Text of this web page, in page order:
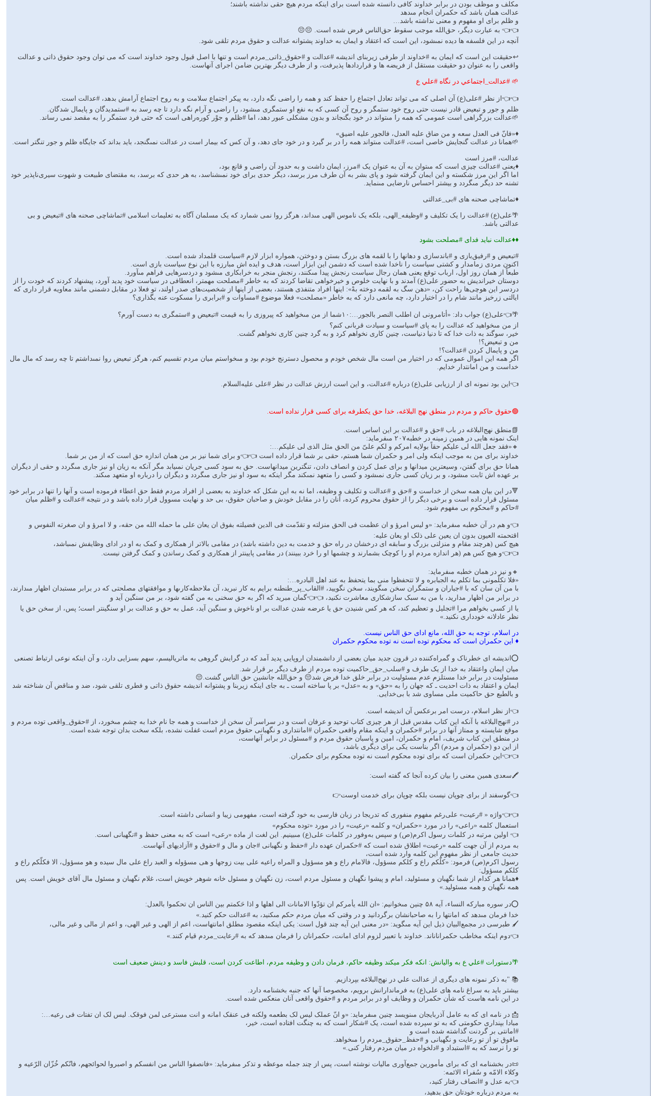
مکلف و موظف بودن در برابر خداوند کافى دانسته شده است ‏براى اینکه مردم هیچ حقى نداشته باشند؛
عدالت همان باشد که حکمران انجام مى‏دهد
و ظلم براى او مفهوم و معنى نداشته باشد…
👈👈 به عبارت دیگر، حق‌الله موجب سقوط حق‌الناس فرض شده است. 😔😔
آنچه در این فلسفه‏ ها دیده نمى‏شود، این است که اعتقاد و ایمان به خداوند پشتوانه عدالت و حقوق مردم تلقى شود.
↩️حقیقت این است که ایمان به #خداوند از طرفى زیربناى اندیشه #عدالت و #حقوق_ذاتى_مردم است و تنها با اصل قبول وجود خداوند است که مى ‏توان وجود حقوق ذاتى و عدالت
واقعى را به عنوان دو حقیقت مستقل از فریضه ‏ها و قراردادها پذیرفت، و از طرف دیگر بهترین ضامن اجراى آنهاست.
🌱 #عدالت_اجتماعي در نگاه #علي ع
👈👈از نظر #على(ع) آن اصلى که مى ‏تواند تعادل اجتماع را حفظ کند و همه را راضى نگه دارد، به پیکر اجتماع سلامت و به روح اجتماع آرامش بدهد، #عدالت است.
ظلم و جور و تبعیض قادر نیست‏ حتى روح خود ستمگر و روح آن کسى که به نفع او ستمگرى مى‏شود، را راضى و آرام نگه دارد تا چه رسد به #ستمدیدگان و پایمال شدگان.
🌱عدالت ‏بزرگراهى است عمومى که همه را مى‏تواند در خود بگنجاند و بدون مشکلى عبور دهد، اما #ظلم و جوْر کوره‌راهى است که حتى فرد ستمگر را به مقصد نمى ‏رساند.
♦️«فانّ فى العدل سعه و من ضاق علیه العدل، فالجور علیه اضیق»
🌱همانا در عدالت گنجایش خاصى است، #عدالت مى‏تواند همه را در بر گیرد و در خود جاى دهد، و آن کس که بیمار است در عدالت نمى‏گنجد، باید بداند که جایگاه ظلم و جور تنگتر است.
عدالت، #مرز است
♦️یعنى #عدالت چیزى است که مى‏توان به آن به عنوان یک #مرز، ایمان داشت و به حدود آن راضى و قانع بود،
اما اگر این مرز شکسته و این ایمان گرفته شود و پاى بشر به آن طرف مرز برسد، دیگر حدى براى خود نمى‏شناسد، به هر حدى که برسد، به مقتضاى طبیعت و شهوت سیرى‌ناپذیر خود
تشنه حد دیگر مى‏گردد و بیشتر احساس نارضایى مى‏نماید.
♦️تماشاچى صحنه ‏هاى #بى‏_عدالتى
🌴على(ع) #عدالت را یک تکلیف و #وظیفه_الهى، بلکه یک ناموس الهى مى‏داند، هرگز روا نمى‏ شمارد که یک مسلمان آگاه به تعلیمات اسلامى #تماشاچى صحنه ‏هاى #تبعیض و بى
عدالتى باشد.
♦️♦️عدالت نباید فداى #مصلحت ‏بشود
#تبعیض و #رفیق‌بازى و #باندسازى و دهانها را با لقمه‏ هاى بزرگ بستن و دوختن، همواره ابزار لازم #سیاست قلمداد شده است.
اکنون مردى زمامدار و کشتى سیاست را ناخدا شده است که دشمن این ابزار است، هدف و ایده ‏اش مبارزه با این نوع سیاست‏ بازى است.
طبعاً از همان روز اول، ارباب توقع یعنى همان رجال سیاست رنجش پیدا مى‏کنند، رنجش منجر به خرابکارى مى‏شود و دردسرهایى فراهم مى‏آورد.
دوستان خیراندیش به حضور على(ع) آمدند و با نهایت ‏خلوص و خیرخواهى تقاضا کردند که به خاطر #مصلحت مهمتر، انعطافى در سیاست‏ خود پدید آورد، پیشنهاد کردند که خودت را از
دردسر این هوچی‌ها راحت کن، «دهن سگ به لقمه دوخته بهْ‏»: اینها افراد متنفذى هستند، بعضى از اینها از شخصیت‌هاى صدر اولند، تو فعلا در مقابل دشمنى مانند معاویه قرار دارى که
ایالتى زرخیز مانند شام را در اختیار دارد، چه مانعى دارد که به خاطر «مصلحت‏» فعلا موضوع #مساوات و #برابرى را مسکوت عنه بگذارى؟
🌴👈على(ع) جواب داد: «أتامرونى ان اطلب النصر بالجور…:۱۰شما از من مى‏خواهید که پیروزى را به قیمت #تبعیض و #ستمگرى به دست آورم؟
از من مى‏خواهید که عدالت را به پاى #سیاست و سیادت قربانى کنم؟
خیر، سوگند به ذات خدا که تا دنیا دنیاست، چنین کارى نخواهم کرد و به گرد چنین کارى نخواهم گشت.
من و تبعیض؟!
من و پایمال کردن #عدالت؟!
اگر همه این اموال عمومى که در اختیار من است مال شخص خودم و محصول دسترنج‏ خودم بود و مى‏خواستم میان مردم تقسیم کنم، هرگز تبعیض روا نمى‏داشتم تا چه رسد که مال مال
خداست و من امانتدار خدایم.
👈این بود نمونه ‏اى از ارزیابى على(ع) درباره #عدالت، و این است ارزش عدالت در نظر #على علیه‌السلام.
🟢حقوق حاکم و مردم در منطق نهج البلاغه، خدا حق یکطرفه برای کسی قرار نداده است.
📗منطق نهج‌البلاغه در باب #حق و #عدالت ‏بر این اساس است.
اینک نمونه‏ هایى در همین زمینه در خطبه‏۲۰۷ مى‏فرماید:
🔸«فقد جعل الله لى علیکم حقاً بولایه امرکم و لکم علىّ من الحق مثل الذى لى علیکم…:
خداوند براى من به موجب اینکه ولى امر و حکمران شما هستم، حقى بر شما قرار داده است 👈👈و براى شما نیز بر من همان اندازه حق است که از من بر شما.
همانا حق براى گفتن، وسیعترین میدانها و براى عمل کردن و انصاف دادن، تنگترین میدانهاست. حق به سود کسى جریان نمى‏یابد مگر آنکه به زیان او نیز جارى مى‏گردد و حقى از دیگران
بر عهده‏ اش ثابت مى‏شود، و بر زیان کسى جارى نمى‏شود و کسى را متعهد نمى‏کند مگر اینکه به سود او نیز جارى مى‏گردد و دیگران را درباره او متعهد مى‏کند.
🔻در این بیان همه سخن از خداست و #حق و #عدالت و تکلیف و وظیفه، اما نه به این شکل که خداوند به بعضى از افراد مردم فقط حق اعطاء فرموده است و آنها را تنها در برابر خود
مسئول قرار داده است و برخى دیگر را از حقوق محروم کرده، آنان را در مقابل خودش و صاحبان حقوق، بى‏ حد و نهایت مسوول قرار داده باشد و در نتیجه #عدالت و #ظلم میان
#حاکم و #محکوم بی مفهوم شود.
👈و هم در آن خطبه مى‏فرماید: «و لیس امرؤ و ان عظمت فى الحق منزلته و تقدّمت فى الدین فضیلته بفوق ان یعان على ما حمله الله من حقه، و لا امرؤ و ان صغرته النفوس و
اقتحمته العیون بدون ان یعین على ذلک او یعان علیه:
هیچ کس (هرچند مقام و منزلتى بزرگ و سابقه‏ اى درخشان در راه حق و خدمت ‏به دین داشته باشد) در مقامى بالاتر از همکارى و کمک به او در اداى وظایفش نمى‏باشد،
👈👈و هیچ کس هم (هر اندازه مردم او را کوچک بشمارند و چشمها او را خرد ببینند) در مقامى پایین‏تر از همکارى و کمک رساندن و کمک گرفتن نیست.
🔸و نیز در همان خطبه مى‏فرماید:
«فلا تکلّمونى بما تکلم به الجبابره و لا تتحفظوا منى بما یتحفظ به عند اهل البادره…:
با من آن سان که با #جباران و ستمگران سخن مى‏گویند، سخن نگویید، #القاب_پر_طنطنه برایم به کار نبرید، آن ملاحظه‌کارى‏ها و موافقتهاى مصلحتى که در برابر مستبدان اظهار مى‏دارند،
در برابر من اظهار مدارید، با من به سبک سازشکارى معاشرت نکنید، 👈👈گمان مبرید که اگر به حق سخنى به من گفته شود، بر من سنگین آید و
یا از کسى بخواهم مرا #تجلیل و تعظیم کند، که هر کس شنیدن حق یا عرضه شدن عدالت ‏بر او ناخوش و سنگین آید، عمل به حق و عدالت ‏بر او سنگین‏تر است؛ پس، از سخن حق یا
نظر عادلانه خوددارى نکنید.»
در اسلام، توجه به حق الله، مانع ادای حق الناس نیست.
♦️ این حکمران است که محکوم توده است نه توده محکوم حکمران
⭕️اندیشه‏ اى خطرناک و گمراه‌کننده در قرون جدید میان بعضى از دانشمندان اروپایى پدید آمد که در گرایش گروهى به ماتریالیسم، سهم بسزایى دارد، و آن اینکه نوعى ارتباط تصنعى
میان ایمان واعتقاد به خدا از یک طرف و #سلب_حق_حاکمیت توده مردم از طرف دیگر بر قرار شد.
مسئولیت در برابر خدا مستلزم عدم مسئولیت در برابر خلق خدا فرض شد😔 و حق‌الله جانشین حق الناس گشت.😔
ایمان و اعتقاد به ذات احدیت ـ که جهان را به‏ «حق‏» و به ‏«عدل‏» بر پا ساخته است ـ به جاى اینکه زیربنا و پشتوانه اندیشه حقوق ذاتى و فطرى تلقى شود، ضد و مناقض آن شناخته شد
و بالطبع حق حاکمیت ملى مساوى شد با بى‌خدایى.
👈از نظر اسلام، درست امر برعکس آن اندیشه است.
در #نهج‌البلاغه با آنکه این کتاب مقدس قبل از هر چیزى کتاب توحید و عرفان است و در سراسر آن سخن از خداست و همه جا نام خدا به چشم مى‏خورد، از #حقوق_واقعى توده مردم و
موقع شایسته و ممتاز آنها در برابر #حکمران و اینکه مقام واقعى حکمران #امانتدارى و نگهبانى حقوق مردم است غفلت نشده، بلکه سخت ‏بدان توجه شده است.
در منطق این کتاب شریف، امام و حکمران، امین و پاسبان حقوق مردم و #مسئول در برابر آنهاست،
از این دو (حکمران و مردم) اگر بناست ‏یکى براى دیگرى باشد،
👈👈این حکمران است که براى توده محکوم است نه توده محکوم براى حکمران.
🖍سعدى همین معنى را بیان کرده آنجا که گفته است:
👈گوسفند از براى چوپان نیست بلکه چوپان براى خدمت اوست👉
👈👈واژه ‏« #رعیت‏» علی‌رغم مفهوم منفورى که تدریجا در زبان فارسى به خود گرفته است، مفهومى زیبا و انسانى داشته است.
استعمال کلمه‏ «راعى‏» را در مورد «حکمران‏» و کلمه ‏«رعیت‏» را در مورد «توده محکوم‏»
👈 اولین مرتبه در کلمات رسول اکرم(ص) و سپس به‌وفور در کلمات على(ع) مى‏بینیم. این لغت از ماده‏ «رعى‏» است که به معنى حفظ و #نگهبانى است.
به مردم از آن جهت کلمه‏ «رعیت‏» اطلاق شده است که #حکمران عهده‏ دار #حفظ و نگهبانى #جان و مال و #حقوق و #آزادیهاى آنهاست.
حدیث جامعى از نظر مفهوم این کلمه وارد شده است،
رسول اکرم(ص) فرمود: «کلّکم راع و کلکم مسؤول، فالامام راع و هو مسؤول و المراه راعیه على بیت زوجها و هى مسؤوله و العبد راع على مال سیده و هو مسؤول، الا فکلّکم راع و
کلکم مسؤول:
♦️همانا هر کدام از شما نگهبان و مسئولید، امام و پیشوا نگهبان و مسئول مردم است، زن نگهبان و مسئول خانه شوهر خویش است، غلام نگهبان و مسئول مال آقاى خویش است. پس
همه نگهبان و همه مسئولید.»
⭕️در سوره مبارکه النساء، آیه ۵۸ چنین مى‏خوانیم: «ان الله یأمرکم ان تؤدّوا الامانات الى اهلها و اذا حَکمتم بین الناس ان تحکموا بالعدل:
خدا فرمان مى‏دهد که امانتها را به صاحبانشان برگردانید و در وقتى که میان مردم حکم مى‏کنید، به #عدالت حکم کنید.»
🖌 طبرسى در مجمع‌البیان ذیل این آیه مى‏گوید: «در معنى این آیه چند قول است: یکى اینکه مقصود مطلق امانتهاست، اعم از الهى و غیر الهى، و اعم از مالى و غیر مالى،
👈دوم اینکه مخاطب حکمرانان‏اند. خداوند با تعبیر لزوم اداى امانت، حکمرانان را فرمان مى‏دهد که به #رعایت_مردم قیام کنند.»
🌴دستورات #علي ع به واليانش: انكه فكر ميكند وظيفه حاكم، فرمان دادن و وظيفه مردم، اطاعت كردن است، قلبش فاسد و دينش ضعيف است
📚 "به ذکر نمون‏ه هاى دیگرى از عدالت علي در نهج‌البلاغه بپردازیم.
بیشتر باید به سراغ نامه ‏هاى على(ع) به فرماندارانش برویم، مخصوصا آنها که جنبه بخشنامه دارد.
در این نامه ‏هاست که شأن حکمران و وظایف او در برابر مردم و #حقوق واقعى آنان منعکس شده است.
📩 در نامه‏ اى که به عامل آذربایجان مى‏نویسد چنین مى‏فرماید: «و انّ عملک لیس لک بطعمه ولکنه فى عنقک امانه و انت مسترعى لمن فوقک. لیس لک ان تفتات فى رعیه…:
مبادا بپندارى حکومتى که به تو سپرده شده است، ‏یک #شکار است که به چنگت افتاده است، خیر،
#امانتى بر گردنت گذاشته شده است و
مافوق تو از تو رعایت و نگهبانى و #حفظ_حقوق_مردم را مى‏خواهد.
تو را نرسد که به #استبداد و #دلخواه در میان مردم رفتار کنى.»
📜در بخشنامه ‏اى که براى مأمورین جمع‌آورى مالیات نوشته است، پس از چند جمله موعظه و تذکر مى‏فرماید: «فانصفوا الناس من انفسکم و اصبروا لحوائجهم، فانّکم خُزّان الرّعیه و
وکلاء الامّه و سُفراء الائمه:
👈به عدل و #انصاف رفتار کنید،
به مردم درباره خودتان حق بدهید،